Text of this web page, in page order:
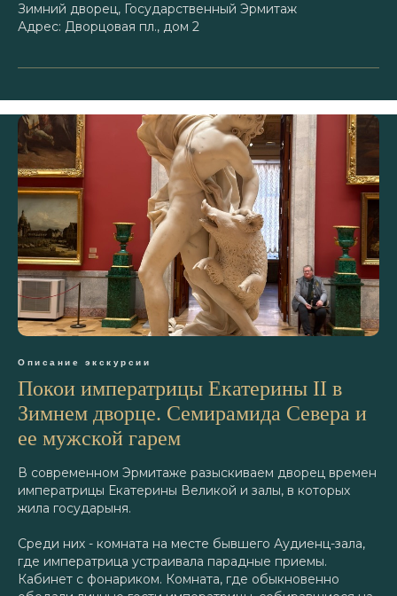
Зимний дворец, Государственный Эрмитаж
Адрес: Дворцовая пл., дом 2
Описание экскурсии
Покои императрицы Екатерины II в
Зимнем дворце. Семирамида Севера и
ее мужской гарем
В современном Эрмитаже разыскиваем дворец времен
императрицы Екатерины Великой и залы, в которых
жила государыня.
Среди них - комната на месте бывшего Аудиенц-зала,
где императрица устраивала парадные приемы.
Кабинет с фонариком. Комната, где обыкновенно